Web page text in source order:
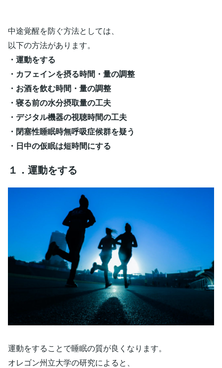
中途覚醒を防ぐ方法としては、
以下の方法があります。
・運動をする
・カフェインを摂る時間・量の調整
・お酒を飲む時間・量の調整
・寝る前の水分摂取量の工夫
・デジタル機器の視聴時間の工夫
・閉塞性睡眠時無呼吸症候群を疑う
・日中の仮眠は短時間にする
１．運動をする
運動をすることで睡眠の質が良くなります。
オレゴン州立大学の研究によると、